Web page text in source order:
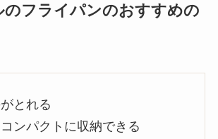
のフライパンのおすすめの
とれる
ンパクトに収納できる